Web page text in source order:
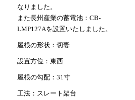
なりました。
また長州産業の蓄電池：CB-
LMP127Aを設置いたしました。
屋根の形状：切妻
設置方位：東西
屋根の勾配：31寸
工法：スレート架台